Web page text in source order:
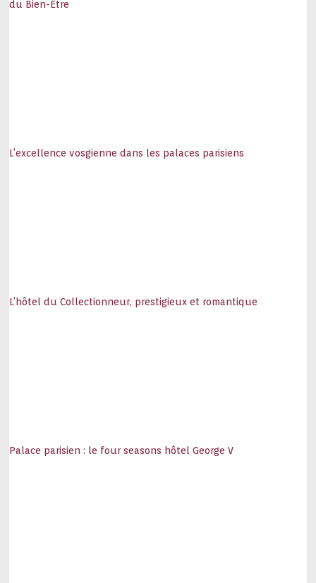
du Bien-Être
L’excellence vosgienne dans les palaces parisiens
L’hôtel du Collectionneur, prestigieux et romantique
Palace parisien : le four seasons hôtel George V